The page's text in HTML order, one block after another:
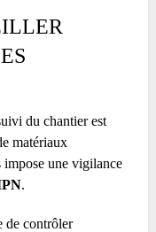
du chantier est
matériaux
impose une vigilance
.
de contrôler